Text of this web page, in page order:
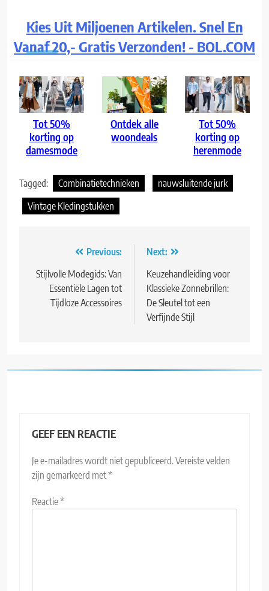
Kies Uit Miljoenen Artikelen. Snel En
Vanaf 20,- Gratis Verzonden! - BOL.COM
Tot 50%
korting op
damesmode
Ontdek alle
woondeals
Tot 50%
korting op
herenmode
Tagged: Combinatietechnieken
nauwsluitende jurk
Vintage Kledingstukken
navigatie
Previous:
Stijlvolle Modegids: Van
Essentiële Lagen tot
Tijdloze Accessoires
Next:
Keuzehandleiding voor
Klassieke Zonnebrillen:
De Sleutel tot een
Verfijnde Stijl
GEEF EEN REACTIE
Je e-mailadres wordt niet gepubliceerd.Vereiste velden
zijn gemarkeerd met*
Reactie*